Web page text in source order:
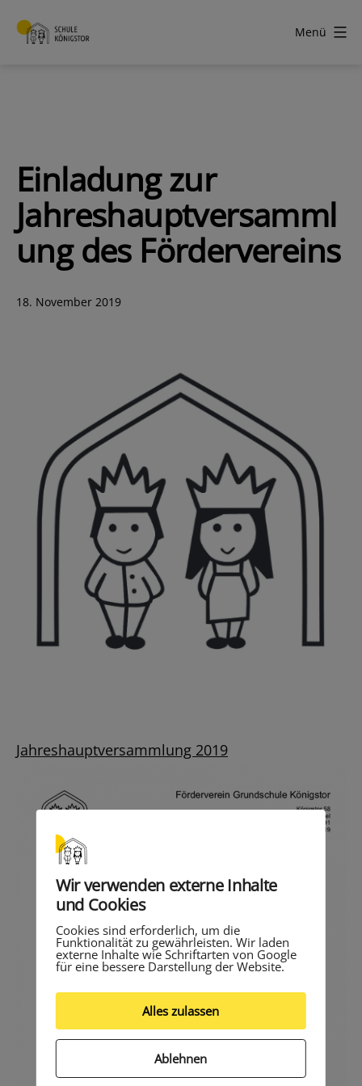
Inhalt
Menü
Einladung zur
Jahreshauptversamml
ung des Fördervereins
Veröffentlicht
18. November 2019
Jahreshauptversammlung 2019
Wir verwenden externe Inhalte
und Cookies
Cookies sind erforderlich, um die
Funktionalität zu gewährleisten. Wir laden
externe Inhalte wie Schriftarten von Google
für eine bessere Darstellung der Website.
Alles zulassen
Ablehnen